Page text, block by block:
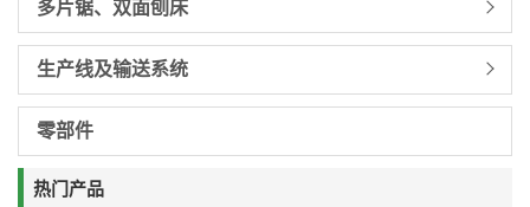
多片锯、双面刨床
生产线及输送系统
零部件
热门产品